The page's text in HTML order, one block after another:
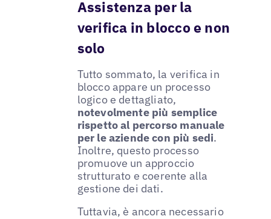
Assistenza per la
verifica in blocco e non
solo
Tutto sommato, la verifica in
blocco appare un processo
logico e dettagliato,
notevolmente più semplice
rispetto al percorso manuale
per le aziende con più sedi.
Inoltre, questo processo
promuove un approccio
strutturato e coerente alla
gestione dei dati.
Tuttavia, è ancora necessario